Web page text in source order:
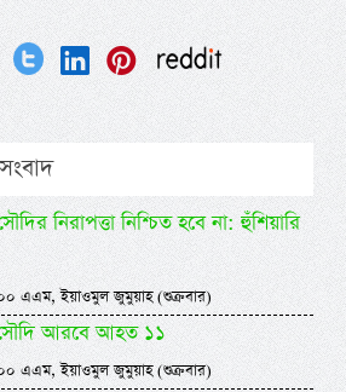
নিরাপত্তা নিশ্চিত হবে না: হুঁশিয়ারি
এএম, ইয়াওমুল জুমুয়াহ (শুক্রবার)
সৌদি আরবে আহত ১১
এএম, ইয়াওমুল জুমুয়াহ (শুক্রবার)